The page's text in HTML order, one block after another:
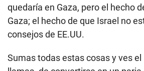
quedaría en Gaza, pero el hecho
Gaza; el hecho de que Israel no
consejos de EE.UU.
Sumas todas estas cosas y ves el